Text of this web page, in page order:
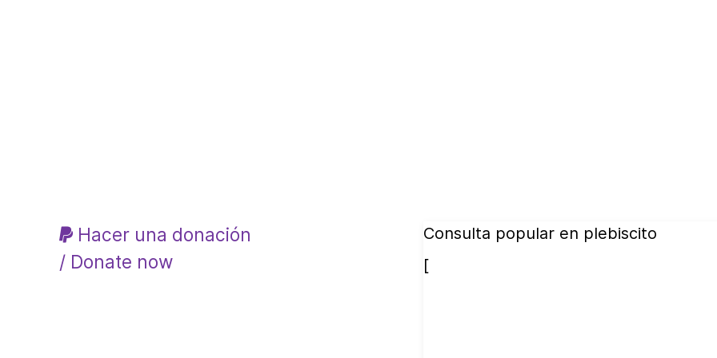
Hacer una donación
/ Donate now
Consulta popular en plebiscito
[